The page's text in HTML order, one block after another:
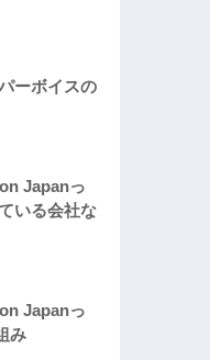
ーボイスの
Japanっ
いる会社な
Japanっ
み